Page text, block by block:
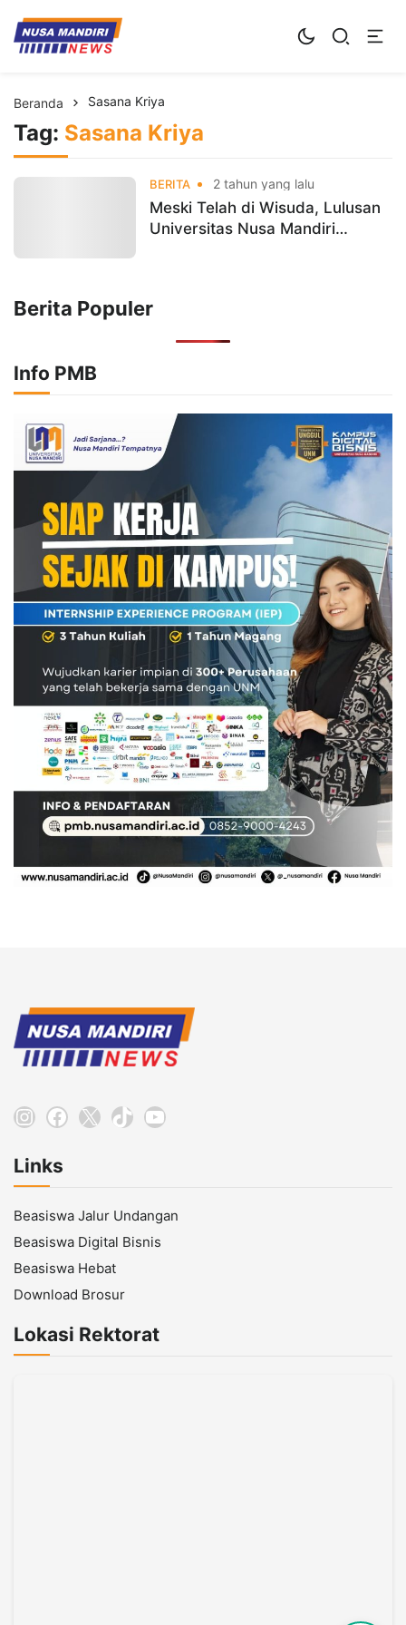
Kampus Digital Bisnis
Universitas Nusa Mandiri
Beranda Sasana Kriya
Tag: Sasana Kriya
BERITA 2 tahun yang lalu
Meski Telah di Wisuda, Lulusan
Universitas Nusa Mandiri
Berita Populer
Info PMB
Instagram
Facebook
X TikTokYouTube
Links
Beasiswa Jalur Undangan
Beasiswa Digital Bisnis
Beasiswa Hebat
Download Brosur
Lokasi Rektorat